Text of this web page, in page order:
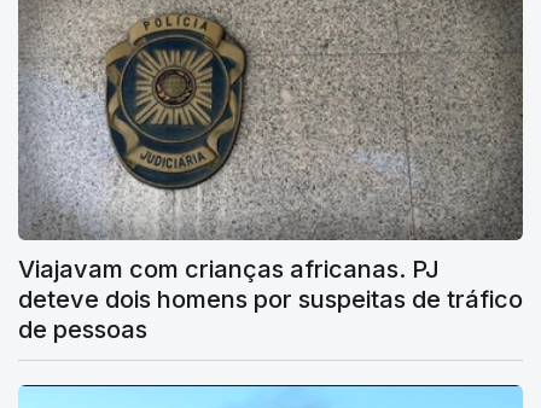
Viajavam com crianças africanas. PJ
deteve dois homens por suspeitas de tráfico
de pessoas